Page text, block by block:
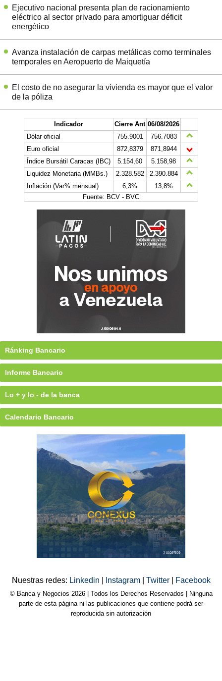
Ejecutivo nacional presenta plan de racionamiento
eléctrico al sector privado para amortiguar déficit
energético
Avanza instalación de carpas metálicas como terminales
temporales en Aeropuerto de Maiquetía
El costo de no asegurar la vivienda es mayor que el valor
de la póliza
Indicador Cierre Ant 06/08/2026
Dólar oficial
755.9001
756.7083
Euro oficial
872,8379
871,8944
Índice Bursátil Caracas (IBC)
5.154,60
5.158,98
Liquidez Monetaria (MMBs.)
2.328.582
2.390.884
Inflación (Var% mensual)
6,3%
13,8%
Fuente: BCV - BVC
Ránking Bancario
Informe Bancario
Lo + y lo - de la banca
Calendario Bancario
Nuestras redes: Linkedin Instagram Twitter Facebook
© Banca y Negocios 2026 | Todos los Derechos Reservados | Ninguna
parte de esta página ni las publicaciones que contiene podrá ser
reproducida sin autorización